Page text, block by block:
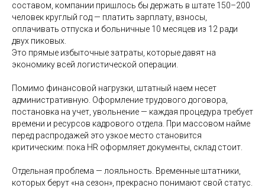
составом, компании пришлось бы держать в штате 150–200
человек круглый год — платить зарплату, взносы,
оплачивать отпуска и больничные 10 месяцев из 12 ради
двух пиковых.
Это прямые избыточные затраты, которые давят на
экономику всей логистической операции.
Помимо финансовой нагрузки, штатный наем несет
административную. Оформление трудового договора,
постановка на учет, увольнение — каждая процедура требует
времени и ресурсов кадрового отдела. При массовом найме
перед распродажей это узкое место становится
критическим: пока HR оформляет документы, склад стоит.
Отдельная проблема — лояльность. Временные штатники,
которых берут «на сезон», прекрасно понимают свой статус.